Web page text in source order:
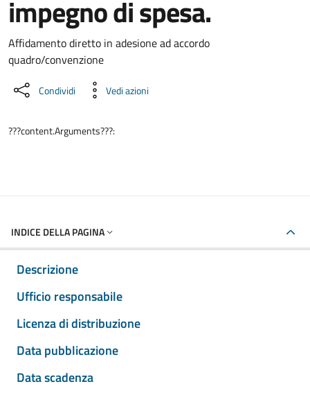
impegno di spesa.
Dettaglio del documento
Affidamento diretto in adesione ad accordo
quadro/convenzione
Condividi Vedi azioni
???content.Arguments???:
INDICE DELLA PAGINA
Descrizione
Ufficio responsabile
Licenza di distribuzione
Data pubblicazione
Data scadenza